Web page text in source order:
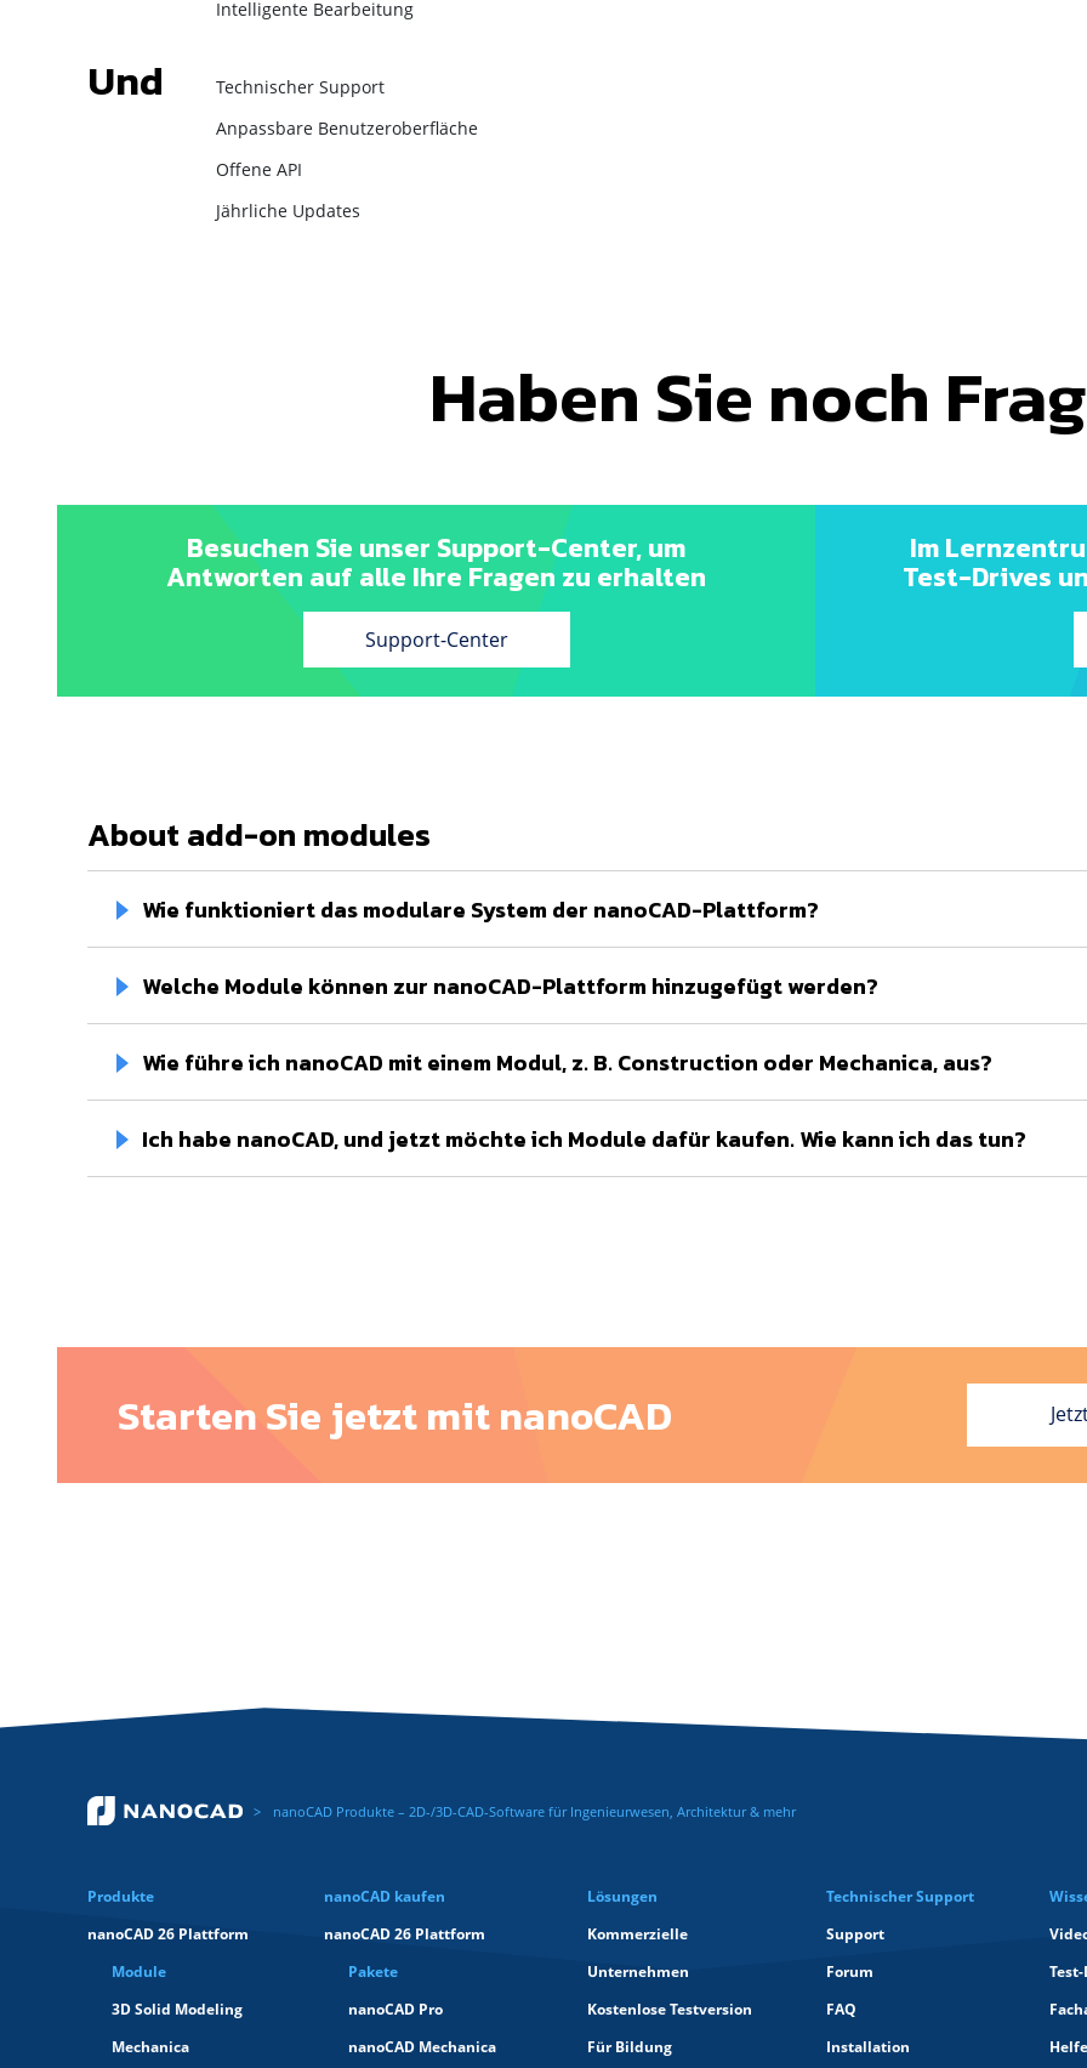
Intelligente Bearbeitung
Und
Technischer Support⁢
Anpassbare Benutzeroberfläche⁢
Offene API⁢
Jährliche Updates⁢
Haben Sie noch
Besuchen Sie unser Support-Center, um
Antworten auf alle Ihre Fragen zu erhalten
Support-Center
Im
Test-Drives
About add-on modules
Wie funktioniert das modulare System der nanoCAD-Plattform?
Welche Module können zur nanoCAD-Plattform hinzugefügt werden?
Wie führe ich nanoCAD mit einem Modul, z. B. Construction oder Mechanica, aus?
Ich habe nanoCAD, und jetzt möchte ich Module dafür kaufen. Wie kann ich das tun?
Starten Sie jetzt mit nanoCAD
nanoCAD Produkte – 2D-/3D-CAD-Software für Ingenieurwesen, Architektur & mehr
Produkte
nanoCAD 26 Plattform
Module
3D Solid Modeling
Mechanica
nanoCAD kaufen
nanoCAD 26 Plattform
Pakete
nanoCAD Pro
nanoCAD Mechanica
Lösungen
Kommerzielle
Unternehmen
Kostenlose Testversion
Für Bildung
Technischer Support
Support
Forum
FAQ
Installation